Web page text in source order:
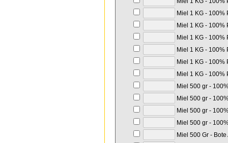
Miel 1 KG - 100%
Miel 1 KG - 100%
Miel 1 KG - 100%
Miel 1 KG - 100%
Miel 1 KG - 100%
Miel 1 KG - 100%
Miel 500 gr -
Miel 500 gr -
Miel 500 gr -
Miel 500 gr -
Miel 500 Gr -